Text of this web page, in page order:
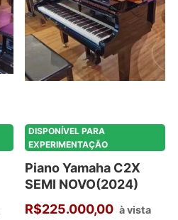
DISPONÍVEL PARA
EXPERIMENTAÇÃO
Piano Yamaha C2X
SEMI NOVO(2024)
R$225.000,00 à vista